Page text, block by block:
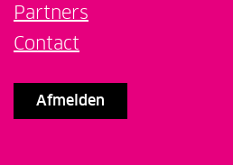
Partners
Contact
Afmelden